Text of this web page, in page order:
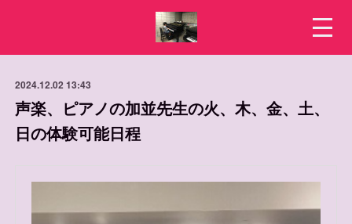
2024.12.02 13:43
声楽、ピアノの加並先生の火、木、金、土、
日の体験可能日程